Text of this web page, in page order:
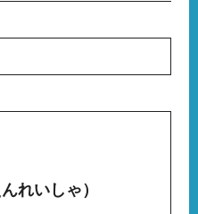
れいしゃ）